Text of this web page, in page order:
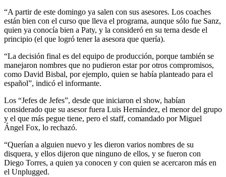
“A partir de este domingo ya salen con sus asesores. Los coaches
están bien con el curso que lleva el programa, aunque sólo fue Sanz,
quien ya conocía bien a Paty, y la consideró en su terna desde el
principio (el que logró tener la asesora que quería).
“La decisión final es del equipo de producción, porque también se
manejaron nombres que no pudieron estar por otros compromisos,
como David Bisbal, por ejemplo, quien se había planteado para el
español”, indicó el informante.
Los “Jefes de Jefes”, desde que iniciaron el show, habían
considerado que su asesor fuera Luis Hernández, el menor del grupo
y el que más pegue tiene, pero el staff, comandado por Miguel
Ángel Fox, lo rechazó.
“Querían a alguien nuevo y les dieron varios nombres de su
disquera, y ellos dijeron que ninguno de ellos, y se fueron con
Diego Torres, a quien ya conocen y con quien se acercaron más en
el Unplugged.